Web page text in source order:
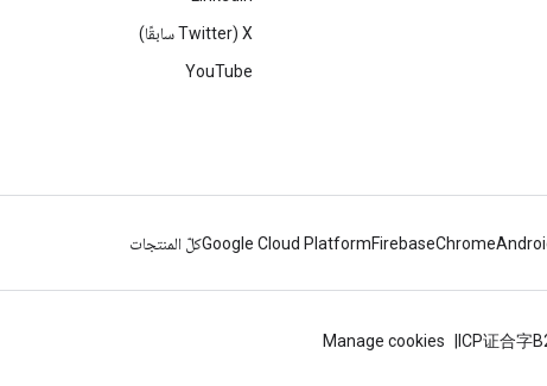
‫X ‏(Twitter سابقًا)
YouTube
Chrome
Firebase
Google Cloud Platformكلّ المنتجات
ICP证合字
Manage cookies